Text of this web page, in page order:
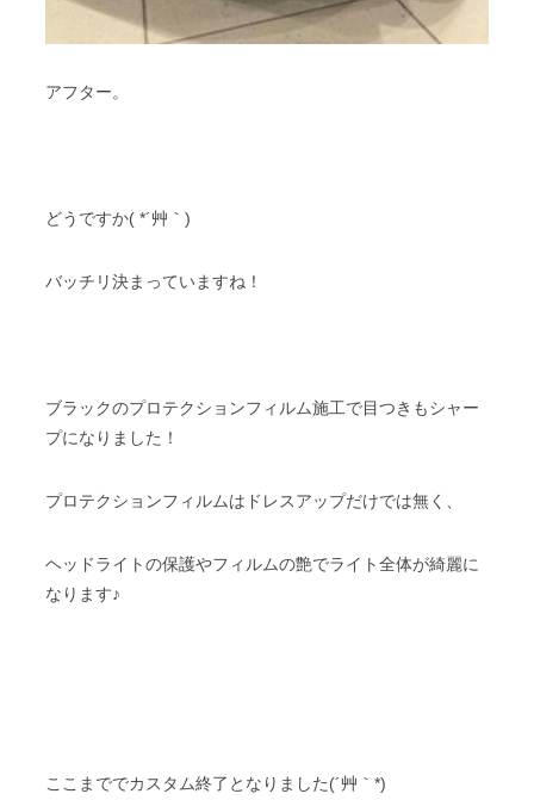
アフター。
どうですか( *´艸｀)
バッチリ決まっていますね！
ブラックのプロテクションフィルム施工で目つきもシャー
プになりました！
プロテクションフィルムはドレスアップだけでは無く、
ヘッドライトの保護やフィルムの艶でライト全体が綺麗に
なります♪
ここまででカスタム終了となりました(´艸｀*)